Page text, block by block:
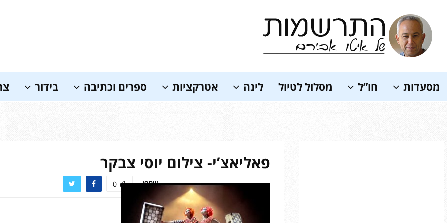
מסעדות חו”ל מסלול לטיול לינה אטרקציות ספרים וכתיבה בידור
פאליאצ’י- צילום יוסי צבקר
שתפו 0